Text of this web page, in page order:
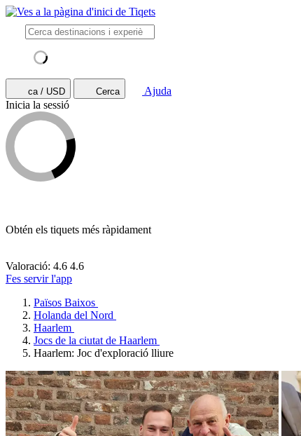
ca / USD Cerca
Ajuda
Inicia la sessió
Obtén els tiquets més ràpidament
Valoració: 4.6 4.6
Fes servir l'app
Països Baixos
Holanda del Nord
Haarlem
Jocs de la ciutat de Haarlem
Haarlem: Joc d'exploració lliure